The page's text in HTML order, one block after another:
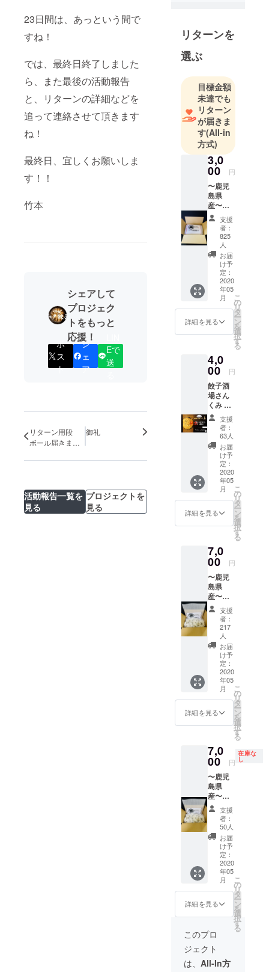
23日間は、あっという間で
すね！
では、最終日終了しました
ら、また最後の活動報告
と、リターンの詳細などを
追って連絡させて頂きます
ね！
最終日、宜しくお願いしま
す！！
竹本
シェアして
プロジェク
トをもっと
応援！
ポ
ス
ト
シ
ェ
ア
Eで
送
リターン用段
ボール届きまし
御礼
活動報告一覧を
見る
プロジェクトを
見る
プロジェク
ト』2021
年、何度も
試作を重ね
て完成した
「TOKYO
X」100%の
「東京名
物 江戸餃
子」を発売
予定。
リターンを
選ぶ
目標金額
未達でも
リターン
が届きま
す(All-in
方式)
3,0
00 円
〜鹿児
島県
産〜
（冷
凍）ア
ベル黒
豚餃子
30ケ ー
クール
送料代
込みー
支援
者：
825
人
お届
け予
定：
2020
年05
月
詳細を見る
こ
の
リ
タ
ー
ン
を
選
択
す
る
4,0
00 円
餃子酒
場さん
くみ 立
川店・
八王子
店 店頭
で使え
る5000
円分の
お食事
券！ 自
粛が解
けた
ら、是
非お店
に遊び
下さ
い！
（お食
事券は
おつり
はでま
せん、
ご了承
下さ
い）
支援
者：
63人
お届
け予
定：
2020
年05
月
詳細を見る
こ
の
リ
タ
ー
ン
を
選
択
す
る
7,0
00 円
〜鹿児
島県
産〜
（冷
凍）ア
ベル黒
豚餃子
90個
（クー
ル便送
料込
み）
支援
者：
217
人
お届
け予
定：
2020
年05
月
詳細を見る
こ
の
リ
タ
ー
ン
を
選
択
す
る
7,0
00 円
在庫な
し
〜鹿児
島県
産〜
（冷
凍）ア
ベル黒
豚餃子
90個
（クー
ル便送
料込
み）
支援
者：
50人
お届
け予
定：
2020
年05
月
詳細を見る
こ
の
リ
タ
ー
ン
を
選
択
す
る
このプロ
ジェクト
は、 All-In方